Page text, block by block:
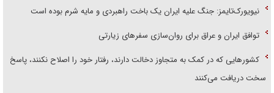
نیویورک‌تایمز: جنگ علیه ایران یک باخت راهبردی و مایه شرم بوده است
توافق ایران و عراق برای روان‌سازی سفر‌های زیارتی
کشور‌هایی که در کمک به متجاوز دخالت دارند، رفتار خود را اصلاح نکنند، پاسخ
سخت دریافت می‌کنند